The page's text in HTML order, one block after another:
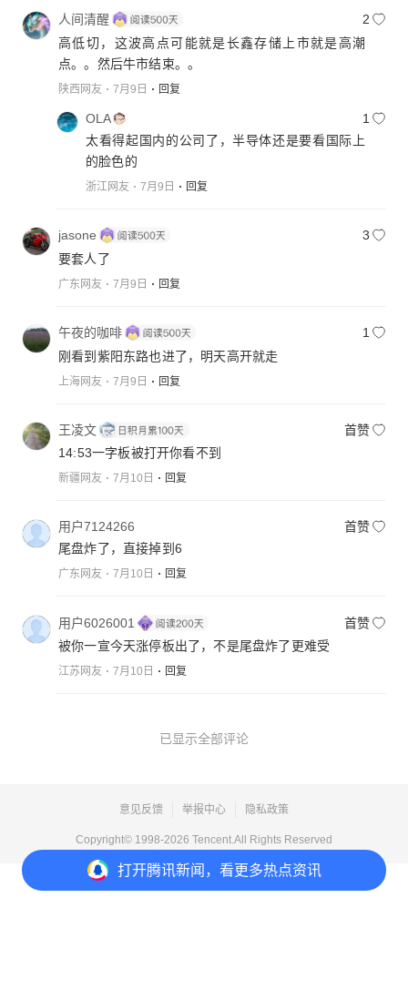
打开腾讯新闻，看更多热点资讯
人间清醒
2
高低切，这波高点可能就是长鑫存储上市就是高潮
点。。然后牛市结束。。
陕西网友 7月9日 回复
OLA
1
太看得起国内的公司了，半导体还是要看国际上
的脸色的
浙江网友 7月9日 回复
jasone
3
要套人了
广东网友 7月9日 回复
午夜的咖啡
1
刚看到紫阳东路也进了，明天高开就走
上海网友 7月9日 回复
王凌文
首赞
14:53一字板被打开你看不到
新疆网友 7月10日 回复
用户7124266
首赞
尾盘炸了，直接掉到6
广东网友 7月10日 回复
用户6026001
首赞
被你一宣今天涨停板出了，不是尾盘炸了更难受
江苏网友 7月10日 回复
已显示全部评论
意见反馈 举报中心 隐私政策
Copyright© 1998-2026 Tencent.All Rights Reserved